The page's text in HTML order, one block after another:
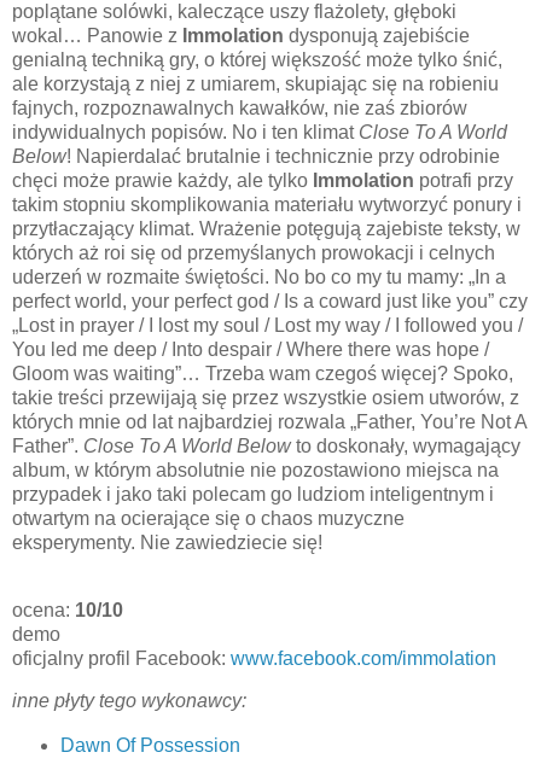
poplątane solówki, kaleczące uszy flażolety, głęboki
wokal… Panowie z Immolation dysponują zajebiście
genialną techniką gry, o której większość może tylko śnić,
ale korzystają z niej z umiarem, skupiając się na robieniu
fajnych, rozpoznawalnych kawałków, nie zaś zbiorów
indywidualnych popisów. No i ten klimat Close To A World
Below! Napierdalać brutalnie i technicznie przy odrobinie
chęci może prawie każdy, ale tylko Immolation potrafi przy
takim stopniu skomplikowania materiału wytworzyć ponury i
przytłaczający klimat. Wrażenie potęgują zajebiste teksty, w
których aż roi się od przemyślanych prowokacji i celnych
uderzeń w rozmaite świętości. No bo co my tu mamy: „In a
perfect world, your perfect god / Is a coward just like you” czy
„Lost in prayer / I lost my soul / Lost my way / I followed you /
You led me deep / Into despair / Where there was hope /
Gloom was waiting”… Trzeba wam czegoś więcej? Spoko,
takie treści przewijają się przez wszystkie osiem utworów, z
których mnie od lat najbardziej rozwala „Father, You’re Not A
Father”. Close To A World Belowto doskonały, wymagający
album, w którym absolutnie nie pozostawiono miejsca na
przypadek i jako taki polecam go ludziom inteligentnym i
otwartym na ocierające się o chaos muzyczne
eksperymenty. Nie zawiedziecie się!
ocena: 10/10
demo
oficjalny profil Facebook: www.facebook.com/immolation
inne płyty tego wykonawcy:
Dawn Of Possession